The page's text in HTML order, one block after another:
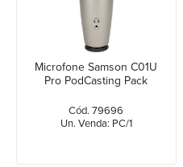
Microfone Samson C01U
Pro PodCasting Pack
Cód. 79696
Un. Venda: PC/1